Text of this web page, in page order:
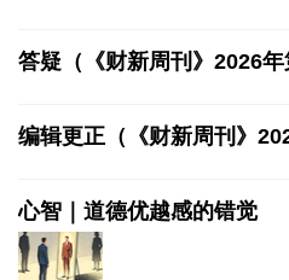
答疑（《财新周刊》2026年
编辑更正（《财新周刊》
心智｜道德优越感的错觉